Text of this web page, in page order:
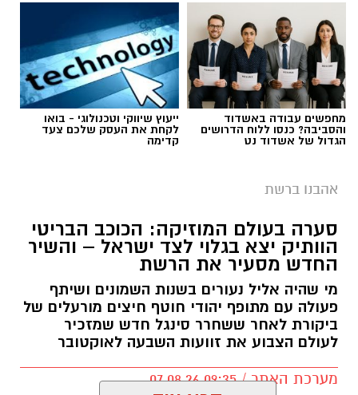
מחפשים עבודה באשדוד
והסביבה? כנסו ללוח הדרושים
הגדול של אשדוד נט
ייעוץ שיווקי וטכנולוגי - בואו
לקחת את העסק שלכם צעד
קדימה
אהבנו ברשת
סערה בעולם המוזיקה: הכוכב הבריטי
הוותיק יצא בגלוי לצד ישראל – והשיר
החדש מסעיר את הרשת
מי שהיה אליל נעורים בשנות השמונים ושיתף
פעולה עם מתופף יהודי חוטף חיצים מורעלים של
ביקורת לאחר ששחרר סינגל חדש שמזכיר
לעולם הצבוע את זוועות השבעה לאוקטובר
מערכת האתר / 09:35 07.08.26